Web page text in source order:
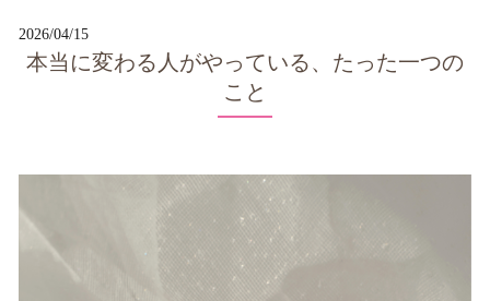
2026/04/15
本当に変わる人がやっている、たった一つの
こと